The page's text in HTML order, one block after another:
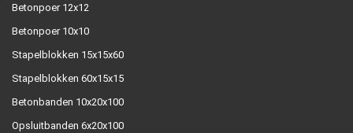
Betonpoer 12x12
Betonpoer 10x10
Stapelblokken 15x15x60
Stapelblokken 60x15x15
Betonbanden 10x20x100
Opsluitbanden 6x20x100